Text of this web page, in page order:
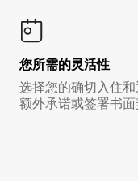
您所需的灵活性
选择您的确切入住
额外承诺或签署书